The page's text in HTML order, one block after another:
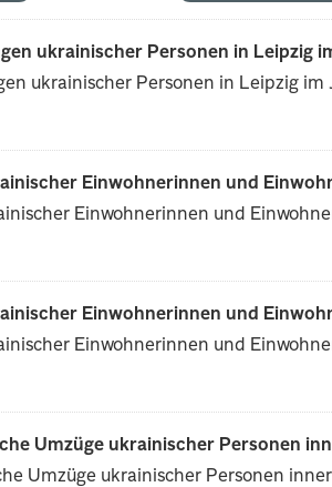
ukrainischer Personen in Leipzig
ukrainischer Personen in Leipzig im
Einwohnerinnen und
Einwohnerinnen und
Einwohnerinnen und
Einwohnerinnen und
Umzüge ukrainischer Personen
Umzüge ukrainischer Personen